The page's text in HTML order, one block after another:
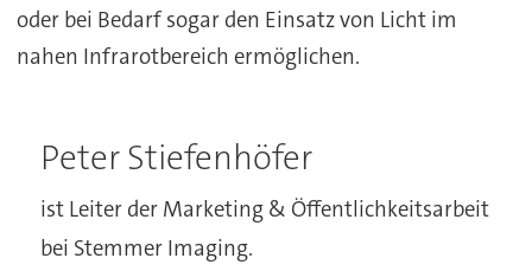
oder bei Bedarf sogar den Einsatz von Licht im
nahen Infrarotbereich ermöglichen.
Peter Stiefenhöfer
ist Leiter der Marketing & Öffentlichkeitsarbeit
bei Stemmer Imaging.